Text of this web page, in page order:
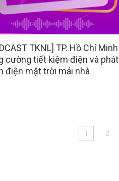
TKNL] TP. Hồ Chí Minh
cường tiết kiệm điện và phát
điện mặt trời mái nhà
1 2